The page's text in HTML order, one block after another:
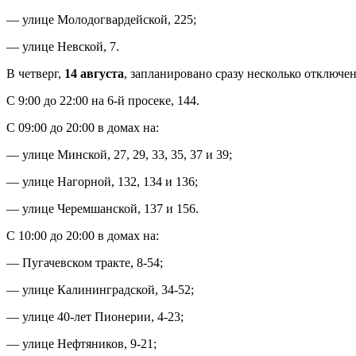
— улице Молодогвардейской, 225;
— улице Невской, 7.
В четверг, 14 августа, запланировано сразу несколько
С 9:00 до 22:00 на 6-й просеке, 144.
С 09:00 до 20:00 в домах на:
— улице Минской, 27, 29, 33, 35, 37 и 39;
— улице Нагорной, 132, 134 и 136;
— улице Черемшанской, 137 и 156.
С 10:00 до 20:00 в домах на:
— Пугачевском тракте, 8-54;
— улице Калининградской, 34-52;
— улице 40-лет Пионерии, 4-23;
— улице Нефтяников, 9-21;